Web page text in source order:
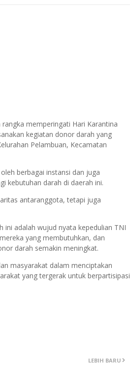
memperingati Hari Karantina
kegiatan donor darah yang
Pelambuan, Kecamatan
berbagai instansi dan juga
kebutuhan darah di daerah ini.
antaranggota, tetapi juga
ini adalah wujud nyata kepedulian TNI
yang membutuhkan, dan
darah semakin meningkat.
masyarakat dalam menciptakan
yang tergerak untuk berpartisipasi
LEBIH BARU